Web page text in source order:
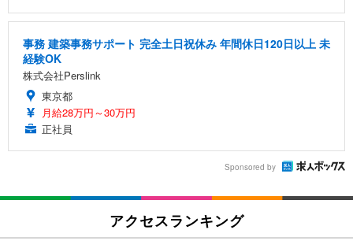
事務 建築事務サポート 完全土日祝休み 年間休日120日以上 未
経験OK
株式会社Perslink
東京都
月給28万円～30万円
正社員
Sponsored by
アクセスランキング